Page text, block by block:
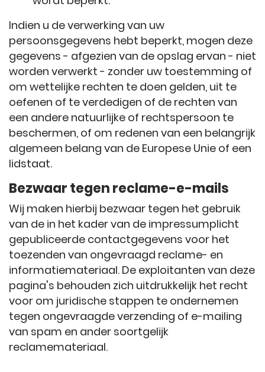
Indien u de verwerking van uw
persoonsgegevens hebt beperkt, mogen deze
gegevens - afgezien van de opslag ervan - niet
worden verwerkt - zonder uw toestemming of
om wettelijke rechten te doen gelden, uit te
oefenen of te verdedigen of de rechten van
een andere natuurlijke of rechtspersoon te
beschermen, of om redenen van een belangrijk
algemeen belang van de Europese Unie of een
lidstaat.
Bezwaar tegen reclame-e-mails
Wij maken hierbij bezwaar tegen het gebruik
van de in het kader van de impressumplicht
gepubliceerde contactgegevens voor het
toezenden van ongevraagd reclame- en
informatiemateriaal. De exploitanten van deze
pagina's behouden zich uitdrukkelijk het recht
voor om juridische stappen te ondernemen
tegen ongevraagde verzending of e-mailing
van spam en ander soortgelijk
reclamemateriaal.